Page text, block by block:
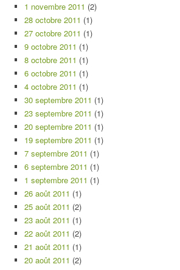
1 novembre 2011 (2)
28 octobre 2011 (1)
27 octobre 2011 (1)
9 octobre 2011 (1)
8 octobre 2011 (1)
6 octobre 2011 (1)
4 octobre 2011 (1)
30 septembre 2011 (1)
23 septembre 2011 (1)
20 septembre 2011 (1)
19 septembre 2011 (1)
7 septembre 2011 (1)
6 septembre 2011 (1)
1 septembre 2011 (1)
26 août 2011 (1)
25 août 2011 (2)
23 août 2011 (1)
22 août 2011 (2)
21 août 2011 (1)
20 août 2011 (2)